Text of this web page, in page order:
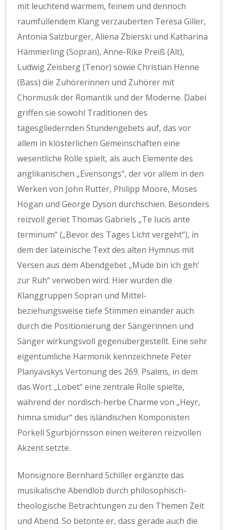
mit leuchtend warmem, feinem und dennoch
raumfüllendem Klang verzauberten Teresa Giller,
Antonia Salzburger, Aliena Zbierski und Katharina
Hämmerling (Sopran), Anne-Rike Preiß (Alt),
Ludwig Zeisberg (Tenor) sowie Christian Henne
(Bass) die Zuhörerinnen und Zuhörer mit
Chormusik der Romantik und der Moderne. Dabei
griffen sie sowohl Traditionen des
tagesgliedernden Stundengebets auf, das vor
allem in klösterlichen Gemeinschaften eine
wesentliche Rolle spielt, als auch Elemente des
anglikanischen „Evensongs“, der vor allem in den
Werken von John Rutter, Philipp Moore, Moses
Hogan und George Dyson durchschien. Besonders
reizvoll geriet Thomas Gabriels „Te lucis ante
terminum“ („Bevor des Tages Licht vergeht“), in
dem der lateinische Text des alten Hymnus mit
Versen aus dem Abendgebet „Müde bin ich geh’
zur Ruh“ verwoben wird. Hier wurden die
Klanggruppen Sopran und Mittel-
beziehungsweise tiefe Stimmen einander auch
durch die Positionierung der Sängerinnen und
Sänger wirkungsvoll gegenübergestellt. Eine sehr
eigentümliche Harmonik kennzeichnete Peter
Planyavskys Vertonung des 269. Psalms, in dem
das Wort „Lobet“ eine zentrale Rolle spielte,
während der nordisch-herbe Charme von „Heyr,
himna smidur“ des isländischen Komponisten
Porkell Sgurbjörnsson einen weiteren reizvollen
Akzent setzte.
Monsignore Bernhard Schiller ergänzte das
musikalische Abendlob durch philosophisch-
theologische Betrachtungen zu den Themen Zeit
und Abend. So betonte er, dass gerade auch die